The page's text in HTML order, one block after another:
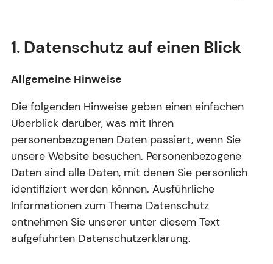
1. Datenschutz auf einen Blick
Allgemeine Hinweise
Die folgenden Hinweise geben einen einfachen
Überblick darüber, was mit Ihren
personenbezogenen Daten passiert, wenn Sie
unsere Website besuchen. Personenbezogene
Daten sind alle Daten, mit denen Sie persönlich
identifiziert werden können. Ausführliche
Informationen zum Thema Datenschutz
entnehmen Sie unserer unter diesem Text
aufgeführten Datenschutzerklärung.